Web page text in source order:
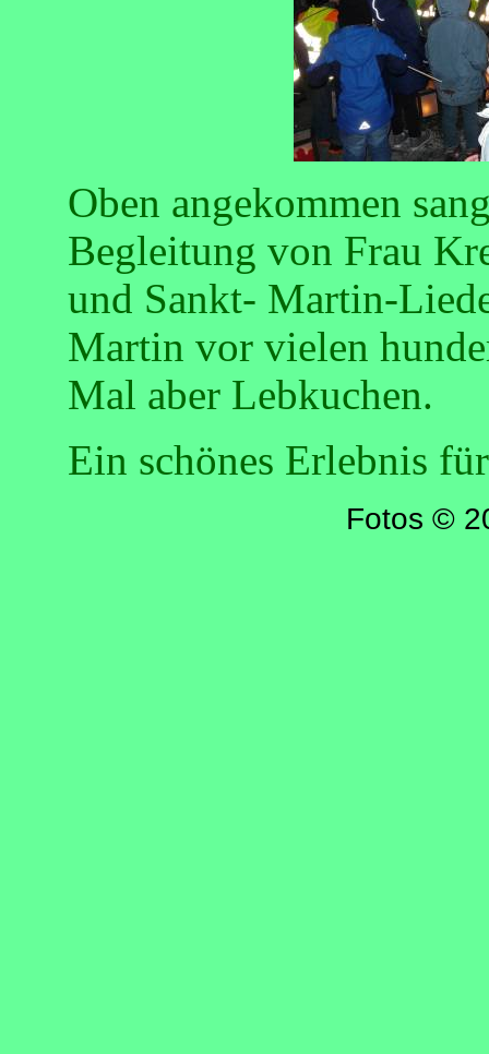
Oben angekommen
Begleitung von Frau
und Sankt- Martin-
Martin vor vielen
Mal aber Lebkuchen.
Ein schönes Erlebnis
Fotos ©